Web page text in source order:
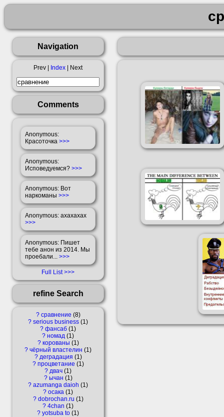
Navigation
Prev | Index | Next
Comments
Anonymous:
Красоточка >>>
Anonymous:
Исповедуемся? >>>
Anonymous: Вот
наркоманы >>>
Anonymous: ахахахах
>>>
Anonymous: Пишет
тебе анон из 2014. Мы
проебали... >>>
Full List
refine Search
? сравнение 8
? serious business 1
? фансаб 1
? номад 1
? корованы 1
? чёрный властелин
1
? деградация 1
? процветание 1
? двач 1
? ычан 1
? azumanga daioh
1
? осака 1
? dobrochan.ru 1
? 4chan
1
? yotsuba to 1